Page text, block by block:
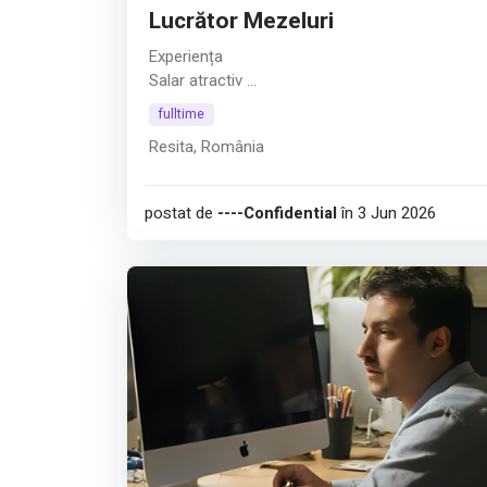
Lucrător Mezeluri
Experiența
Salar atractiv
Afișează tot
fulltime
Resita, România
postat de ----Confidentialîn 3 Jun 2026